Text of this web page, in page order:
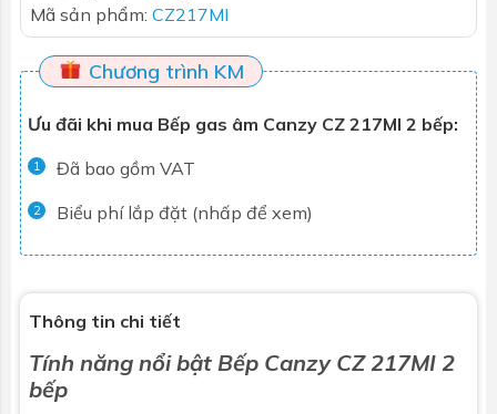
Mã sản phẩm: CZ217MI
Chương trình KM
Ưu đãi khi mua Bếp gas âm Canzy CZ 217MI 2 bếp:
1 Đã bao gồm VAT
2 Biểu phí lắp đặt (nhấp để xem)
Thông tin chi tiết
Tính năng nổi bật Bếp Canzy CZ 217MI 2
bếp